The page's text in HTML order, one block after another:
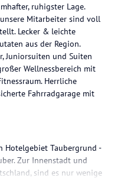
ruhigster Lage.
Mitarbeiter sind voll
Lecker & leichte
aus der Region.
Juniorsuiten und Suiten
Wellnessbereich mit
Herrliche
Fahrradgarage mit
Hotelgebiet Taubergrund -
Zur Innenstadt und
sind es nur wenige